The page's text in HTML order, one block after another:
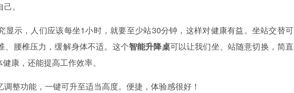
。
显示，人们应该每坐1小时，就要至少站30分钟，这样对健康有益。坐站交替可
、腰椎压力，缓解身体不适。这个智能升降桌可以让我们坐、站随意切换，简直
康，还能提高工作效率。
调整功能，一键可升至适当高度。便捷，体验感很好！